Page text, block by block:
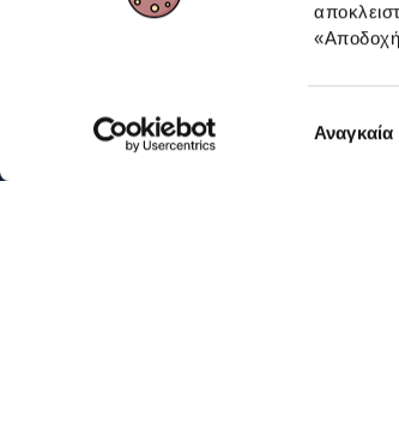
Αναγκαία
ΓΙΑ ΕΠΑΓΓΕΛΜΑΤΙΕΣ